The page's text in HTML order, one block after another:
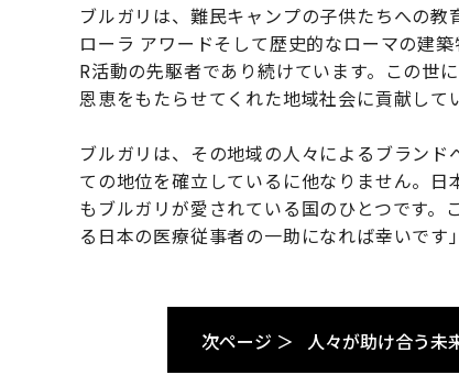
ブルガリは、難民キャンプの子供たちへの
ローラ アワードそして歴史的なローマの建
R活動の先駆者であり続けています。この世
恩恵をもたらせてくれた地域社会に貢献して
ブルガリは、その地域の人々によるブラン
ての地位を確立しているに他なりません。
もブルガリが愛されている国のひとつです
る日本の医療従事者の一助になれば幸いです」
次ページ ＞ 人々が助け合う未